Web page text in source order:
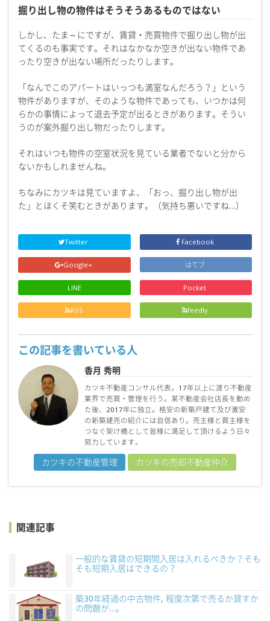
掘り出し物の物件はそうそうあるものではない
しかし、たま～にですが、賃貸・売買物件で掘り出し物が出
てくるのも事実です。それはなかなか空きが出ない物件であ
ったり空きが出ない場所だったりします。
「なんでこのアパートはいっつも満室なんだろう？」という
物件がありますが、そのような物件であっても、いつかは何
らかの事情によって退去予定が出るときがあります。そうい
うのが案外掘り出し物だったりします。
それはいつも物件の空室状況を見ている業者でないと分から
ないかもしれませんね。
ちなみにカツキは見ていますよ、「おっ、掘り出し物が出
た」とほくそ笑むときがあります。（気持ち悪いですね…）
Twitter Facebook
Google+ はてブ
LINE Pocket
RSS feedly
この記事を書いている人
香月 秀明
カツキ不動産コンサル代表。17年以上に渡り不動産
業界で売買・管理を行う。某不動産会社店長を勤め
た後、2017年に独立。格安の新築戸建て及び激安
の新築建売の紹介には自信あり。売主様と買主様を
つなぐ架け橋として皆様に満足して頂けるよう日々
努力しています。
カツキの不動産管理 カツキの売却不動産仲介
関連記事
一般的な賃貸の短期間入居は入れるべきか？そも
そも短期入居はできるの？
築30年経過の中古物件, 程度次第で売るか貸すか
の問題が…。